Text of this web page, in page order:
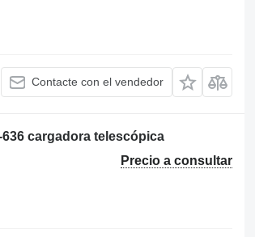
Contacte con el vendedor
cargadora telescópica
Precio a consultar